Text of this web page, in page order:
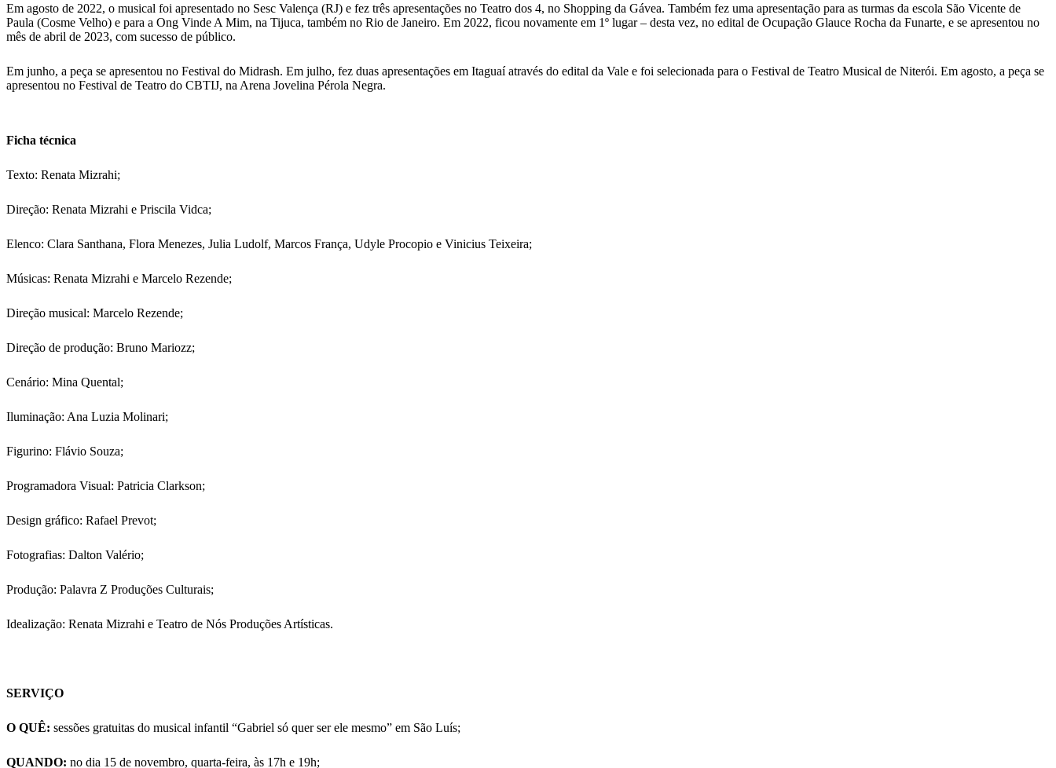
Em agosto de 2022, o musical foi apresentado no Sesc Valença (RJ) e fez três apresentações no Teatro dos 4, no Shopping da Gávea. Também fez uma apresentação para as turmas da escola São Vicente de
Paula (Cosme Velho) e para a Ong Vinde A Mim, na Tijuca, também no Rio de Janeiro. Em 2022, ficou novamente em 1º lugar – desta vez, no edital de Ocupação Glauce Rocha da Funarte, e se apresentou no
mês de abril de 2023, com sucesso de público.
Em junho, a peça se apresentou no Festival do Midrash. Em julho, fez duas apresentações em Itaguaí através do edital da Vale e foi selecionada para o Festival de Teatro Musical de Niterói. Em agosto, a peça se
apresentou no Festival de Teatro do CBTIJ, na Arena Jovelina Pérola Negra.
Ficha técnica
Texto: Renata Mizrahi;
Direção: Renata Mizrahi e Priscila Vidca;
Elenco: Clara Santhana, Flora Menezes, Julia Ludolf, Marcos França, Udyle Procopio e Vinicius Teixeira;
Músicas: Renata Mizrahi e Marcelo Rezende;
Direção musical: Marcelo Rezende;
Direção de produção: Bruno Mariozz;
Cenário: Mina Quental;
Iluminação: Ana Luzia Molinari;
Figurino: Flávio Souza;
Programadora Visual: Patricia Clarkson;
Design gráfico: Rafael Prevot;
Fotografias: Dalton Valério;
Produção: Palavra Z Produções Culturais;
Idealização: Renata Mizrahi e Teatro de Nós Produções Artísticas.
SERVIÇO
O QUÊ: sessões gratuitas do musical infantil “Gabriel só quer ser ele mesmo” em São Luís;
QUANDO: no dia 15 de novembro, quarta-feira, às 17h e 19h;